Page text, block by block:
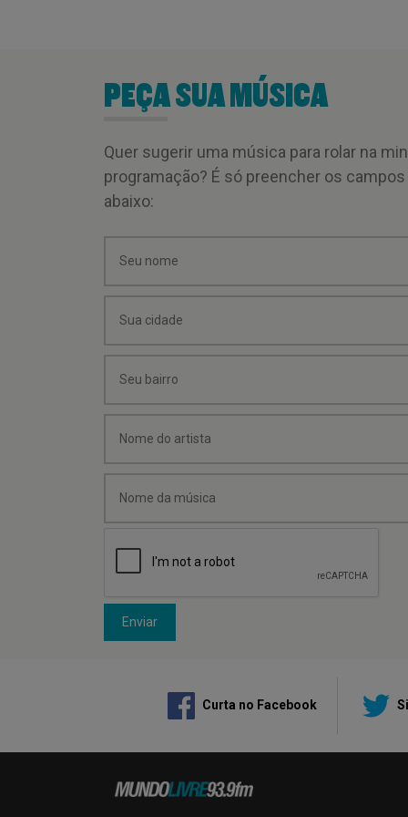
PEÇA SUA MÚSICA
Quer sugerir uma música para rolar na
programação? É só preencher os campos
abaixo:
Enviar
Curta no Facebook